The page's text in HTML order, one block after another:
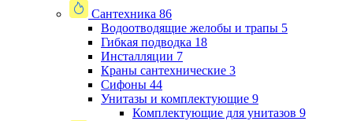
Сантехника 86
Водоотводящие желобы и трапы 5
Гибкая подводка 18
Инсталляции 7
Краны сантехнические 3
Сифоны 44
Унитазы и комплектующие 9
Комплектующие для унитазов 9